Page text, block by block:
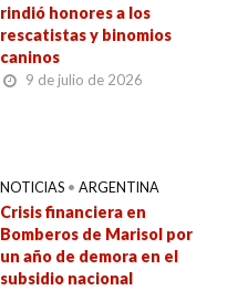
rindió honores a los
rescatistas y binomios
caninos
9 de julio de 2026
NOTICIAS • ARGENTINA
Crisis financiera en
Bomberos de Marisol por
un año de demora en el
subsidio nacional